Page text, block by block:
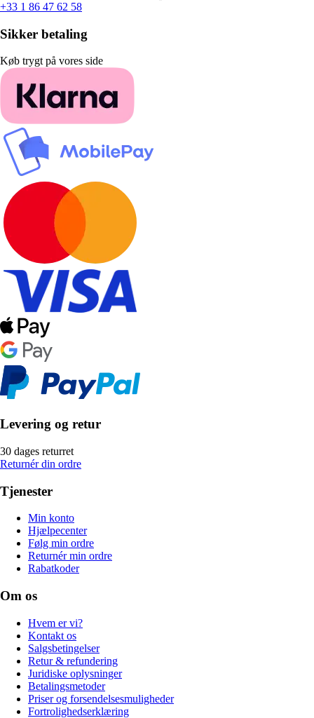
+33 1 86 47 62 58
Sikker betaling
Køb trygt på vores side
Levering og retur
30 dages returret
Returnér din ordre
Tjenester
Min konto
Hjælpecenter
Følg min ordre
Returnér min ordre
Rabatkoder
Om os
Hvem er vi?
Kontakt os
Salgsbetingelser
Retur & refundering
Juridiske oplysninger
Betalingsmetoder
Priser og forsendelsesmuligheder
Fortrolighedserklæring